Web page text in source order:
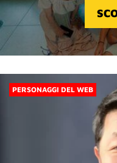
PERSONAGGI DEL WEB